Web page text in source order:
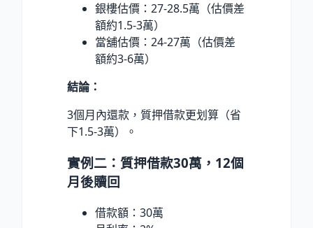
銀樓估價：27-28.5萬（估價差
額約1.5-3萬）
當舖估價：24-27萬（估價差
額約3-6萬）
結論：
3個月內還款，質押借款更划算（省
下1.5-3萬）。
實例二：質押借款30萬，12個
月後贖回
借款額：30萬